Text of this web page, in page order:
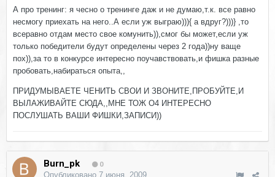
А про тренинг: я чесно о тренинге даж и не думаю,т.к. все равно
несмогу приехать на него..А если уж выграю))){ а вдруг?)))} ,то
всеравно отдам место свое комунить)),смог бы может,если уж
только победители будут определены через 2 года))ну ваще
пох)),за то в конкурсе интересно поучавствовать,и фишка разные
пробовать,набираться опыта,,
ПРИДУМЫВАЕТЕ ЧЕНИТЬ СВОИ И ЗВОНИТЕ,ПРОБУЙТЕ,И
ВЫЛАЖИВАЙТЕ СЮДА,,МНЕ ТОЖ О4 ИНТЕРЕСНО
ПОСЛУШАТЬ ВАШИ ФИШКИ,ЗАПИСИ))
Burn_pk 0
Опубликовано 7 июня, 2009